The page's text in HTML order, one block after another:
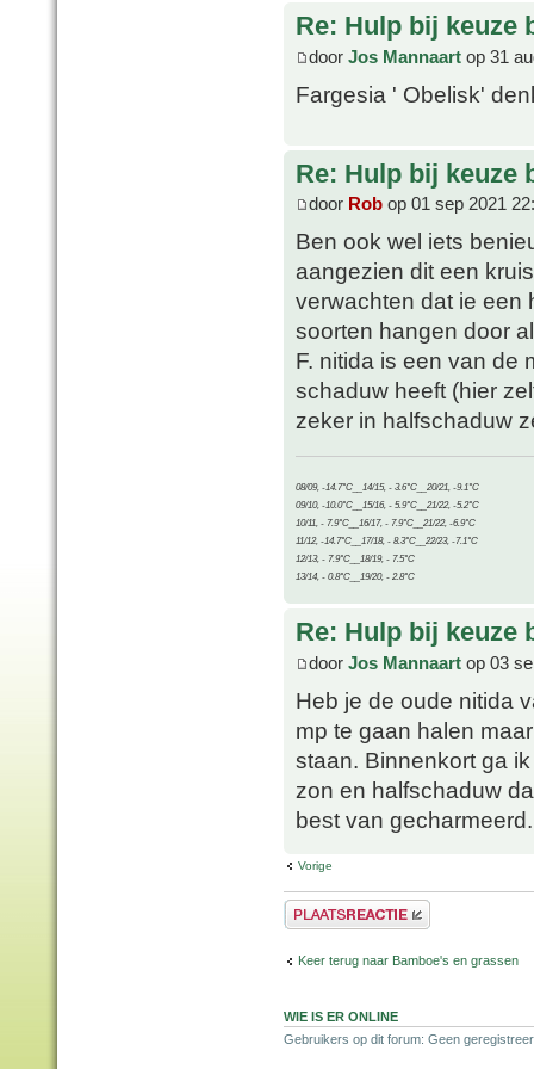
Re: Hulp bij keuze
door Jos Mannaart op 31
Fargesia ' Obelisk'
Re: Hulp bij keuze
door Rob op 01 sep 2021
Ben ook wel iets
aangezien dit een
verwachten dat ie een
soorten hangen door
F. nitida is een van de
schaduw heeft (hier
zeker in halfschaduw
08/09, -14.7°C__14/15, - 3.6°C__20/21, -9.1°C
09/10, -10.0°C__15/16, - 5.9°C__21/22, -5.2°C
10/11, - 7.9°C__16/17, - 7.9°C__21/22, -6.9°C
11/12, -14.7°C__17/18, - 8.3°C__22/23, -7.1°C
12/13, - 7.9°C__18/19, - 7.5°C
13/14, - 0.8°C__19/20, - 2.8°C
Re: Hulp bij keuze
door Jos Mannaart op 03
Heb je de oude nitida
mp te gaan halen
staan. Binnenkort ga
zon en halfschaduw
best van gecharmeerd.
Vorige
Plaats een reactie
Keer terug naar Bamboe's en grassen
WIE IS ER ONLINE
Gebruikers op dit forum: Geen